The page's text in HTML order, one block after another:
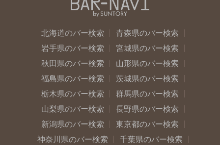
北海道のバー検索
青森県のバー検索
岩手県のバー検索
宮城県のバー検索
秋田県のバー検索
山形県のバー検索
福島県のバー検索
茨城県のバー検索
栃木県のバー検索
群馬県のバー検索
山梨県のバー検索
長野県のバー検索
新潟県のバー検索
東京都のバー検索
神奈川県のバー検索
千葉県のバー検索